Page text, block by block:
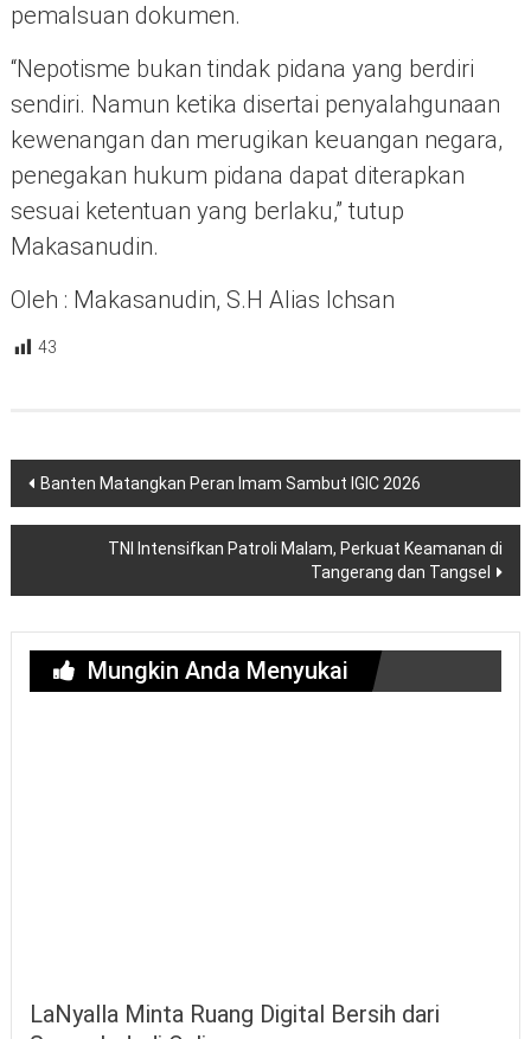
pemalsuan dokumen.
“Nepotisme bukan tindak pidana yang berdiri
sendiri. Namun ketika disertai penyalahgunaan
kewenangan dan merugikan keuangan negara,
penegakan hukum pidana dapat diterapkan
sesuai ketentuan yang berlaku,” tutup
Makasanudin.
Oleh : Makasanudin, S.H Alias Ichsan
43
Navigasi
pos
Banten Matangkan Peran Imam Sambut IGIC 2026
TNI Intensifkan Patroli Malam, Perkuat Keamanan di
Tangerang dan Tangsel
Mungkin Anda Menyukai
LaNyalla Minta Ruang Digital Bersih dari